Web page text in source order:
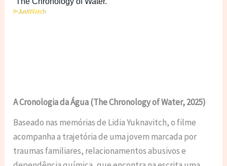
A Cronologia da Água (The Chronology of Water, 2025)
Baseado nas memórias de Lidia Yuknavitch, o filme
acompanha a trajetória de uma jovem marcada por
traumas familiares, relacionamentos abusivos e